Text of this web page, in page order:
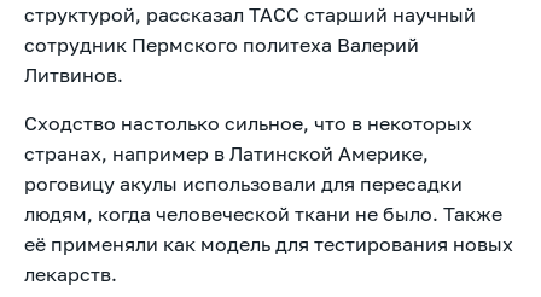
структурой, рассказал ТАСС старший научный
сотрудник Пермского политеха Валерий
Литвинов.
Сходство настолько сильное, что в некоторых
странах, например в Латинской Америке,
роговицу акулы использовали для пересадки
людям, когда человеческой ткани не было. Также
её применяли как модель для тестирования новых
лекарств.